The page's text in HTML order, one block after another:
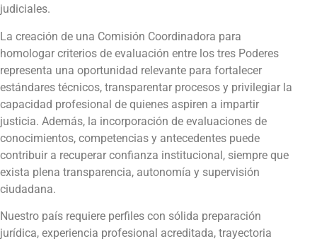
judiciales.
La creación de una Comisión Coordinadora para
homologar criterios de evaluación entre los tres Poderes
representa una oportunidad relevante para fortalecer
estándares técnicos, transparentar procesos y privilegiar la
capacidad profesional de quienes aspiren a impartir
justicia. Además, la incorporación de evaluaciones de
conocimientos, competencias y antecedentes puede
contribuir a recuperar confianza institucional, siempre que
exista plena transparencia, autonomía y supervisión
ciudadana.
Nuestro país requiere perfiles con sólida preparación
jurídica, experiencia profesional acreditada, trayectoria